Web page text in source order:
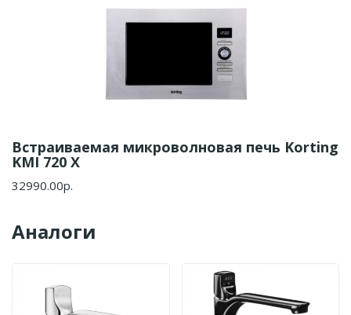
Встраиваемая микроволновая печь Korting
KMI 720 X
32990.00р.
Аналоги